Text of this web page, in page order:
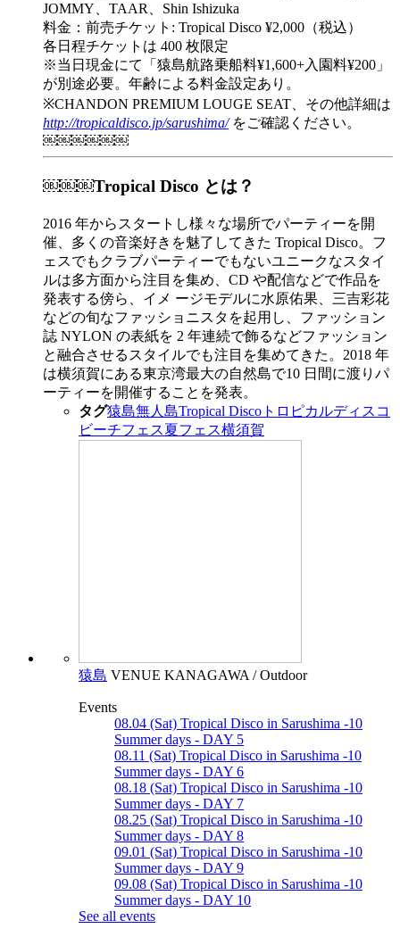
JOMMY、TAAR、Shin Ishizuka
料金：前売チケット: Tropical Disco ¥2,000（税込）
各日程チケットは 400 枚限定
※当日現金にて「猿島航路乗船料¥1,600+入園料¥200」
が別途必要。年齢による料金設定あり。
※CHANDON PREMIUM LOUGE SEAT、その他詳細は
http://tropicaldisco.jp/sarushima/をご確認ください。
￼￼￼￼￼￼
￼￼￼Tropical Disco とは？
2016 年からスタートし様々な場所でパーティーを開
催、多くの音楽好きを魅了してきた Tropical Disco。フ
ェスでもクラブパーティーでもないユニークなスタイ
ルは多方面から注目を集め、CD や配信などで作品を
発表する傍ら、イメ ージモデルに水原佑果、三吉彩花
などの旬なファッショニスタを起用し、ファッション
誌 NYLON の表紙を 2 年連続で飾るなどファッション
と融合させるスタイルでも注目を集めてきた。2018 年
は横須賀にある東京湾最大の自然島で10 日間に渡りパ
ーティーを開催することを発表。
タグ猿島無人島Tropical Disco トロピカルディスコ
ビーチフェス夏フェス横須賀
猿島 VENUE KANAGAWA / Outdoor
Events
08.04 (Sat) Tropical Disco in Sarushima -10
Summer days - DAY 5
08.11 (Sat) Tropical Disco in Sarushima -10
Summer days - DAY 6
08.18 (Sat) Tropical Disco in Sarushima -10
Summer days - DAY 7
08.25 (Sat) Tropical Disco in Sarushima -10
Summer days - DAY 8
09.01 (Sat) Tropical Disco in Sarushima -10
Summer days - DAY 9
09.08 (Sat) Tropical Disco in Sarushima -10
Summer days - DAY 10
See all events